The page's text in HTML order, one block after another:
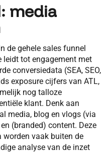
media
de gehele sales funnel
leidt tot engagement met
conversiedata (SEA, SEO,
exposure cijfers van ATL,
nog talloze
klant. Denk aan
media, blog en vlogs (via
(branded) content. Deze
worden vaak buiten de
analyse van de inzet